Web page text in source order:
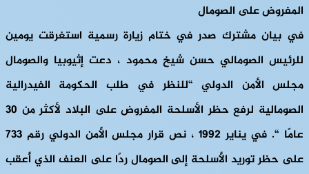
المفروض على الصومال
في بيان مشترك صدر في ختام زيارة رسمية استغرقت يومين
للرئيس الصومالي حسن شيخ محمود ، دعت إثيوبيا والصومال
مجلس الأمن الدولي “للنظر في طلب الحكومة الفيدرالية
الصومالية لرفع حظر الأسلحة المفروض على البلاد لأكثر من 30
عامًا “. في يناير 1992 ، نص قرار مجلس الأمن الدولي رقم 733
على حظر توريد الأسلحة إلى الصومال ردًا على العنف الذي أعقب